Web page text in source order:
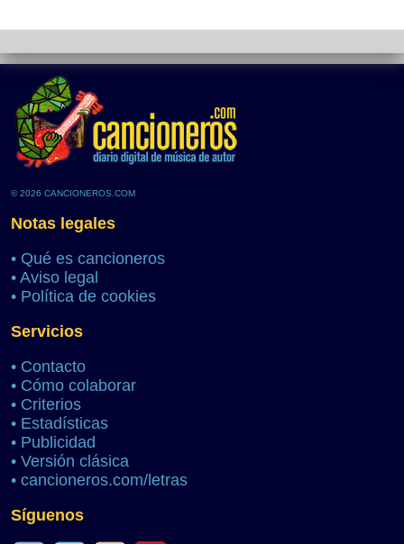
© 2026 CANCIONEROS.COM
Notas legales
• Qué es cancioneros
• Aviso legal
• Política de cookies
Servicios
• Contacto
• Cómo colaborar
• Criterios
• Estadísticas
• Publicidad
• Versión clásica
• cancioneros.com/letras
Síguenos